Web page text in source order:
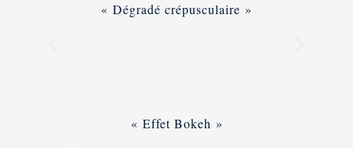
« Dégradé crépusculaire »
« Effet Bokeh »